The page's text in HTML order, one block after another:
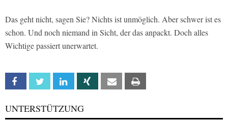
Das geht nicht, sagen Sie? Nichts ist unmöglich. Aber schwer ist es
schon. Und noch niemand in Sicht, der das anpackt. Doch alles
Wichtige passiert unerwartet.
Facebook Twitter Linkedin Xing Email
UNTERSTÜTZUNG